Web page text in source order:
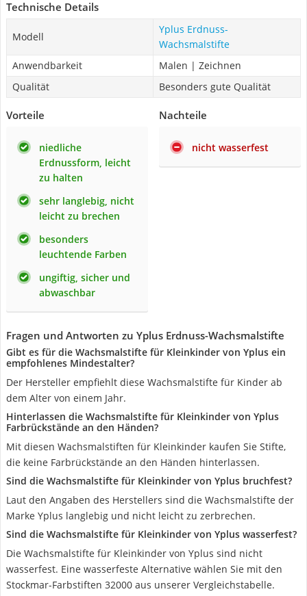
Technische Details
Modell
Yplus Erdnuss-
Wachsmalstifte
Anwendbarkeit
Malen | Zeichnen
Qualität
Besonders gute Qualität
Vorteile
niedliche
Erdnussform, leicht
zu halten
sehr langlebig, nicht
leicht zu brechen
besonders
leuchtende Farben
ungiftig, sicher und
abwaschbar
Nachteile
nicht wasserfest
Fragen und Antworten zu Yplus Erdnuss-Wachsmalstifte
Gibt es für die Wachsmalstifte für Kleinkinder von Yplus ein
empfohlenes Mindestalter?
Der Hersteller empfiehlt diese Wachsmalstifte für Kinder ab
dem Alter von einem Jahr.
Hinterlassen die Wachsmalstifte für Kleinkinder von Yplus
Farbrückstände an den Händen?
Mit diesen Wachsmalstiften für Kleinkinder kaufen Sie Stifte,
die keine Farbrückstände an den Händen hinterlassen.
Sind die Wachsmalstifte für Kleinkinder von Yplus bruchfest?
Laut den Angaben des Herstellers sind die Wachsmalstifte der
Marke Yplus langlebig und nicht leicht zu zerbrechen.
Sind die Wachsmalstifte für Kleinkinder von Yplus wasserfest?
Die Wachsmalstifte für Kleinkinder von Yplus sind nicht
wasserfest. Eine wasserfeste Alternative wählen Sie mit den
Stockmar-Farbstiften 32000 aus unserer Vergleichstabelle.